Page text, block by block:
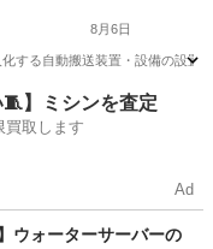
8月6日
する自動搬送装置・設備の設
🧵】ミシンを査定
買取します
Ad
ウォーターサーバーの